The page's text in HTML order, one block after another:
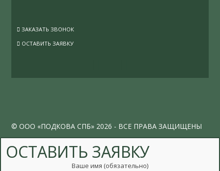
ЗАКАЗАТЬ ЗВОНОК
ОСТАВИТЬ ЗАЯВКУ
©ООО «ПОДКОВА СПБ» 2026 - ВСЕ ПРАВА ЗАЩИЩЕНЫ
ОСТАВИТЬ ЗАЯВКУ
Ваше имя (обязательно)